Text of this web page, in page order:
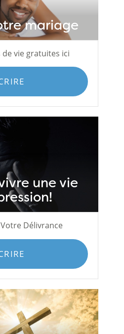
mariage
de vie gratuites ici
une vie
Délivrance